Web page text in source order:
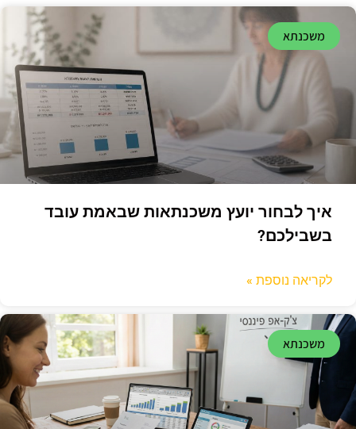
משכנתא
איך לבחור יועץ משכנתאות שבאמת עובד
בשבילכם?
לקריאה נוספת »
משכנתא